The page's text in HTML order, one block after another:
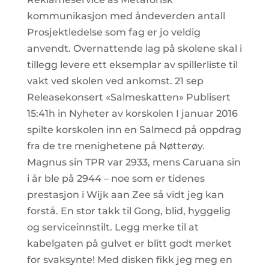
kommunikasjon med åndeverden antall
Prosjektledelse som fag er jo veldig
anvendt. Overnattende lag på skolene skal i
tillegg levere ett eksemplar av spillerliste til
vakt ved skolen ved ankomst. 21 sep
Releasekonsert «Salmeskatten» Publisert
15:41h in Nyheter av korskolen I januar 2016
spilte korskolen inn en Salmecd på oppdrag
fra de tre menighetene på Nøtterøy.
Magnus sin TPR var 2933, mens Caruana sin
i år ble på 2944 – noe som er tidenes
prestasjon i Wijk aan Zee så vidt jeg kan
forstå. En stor takk til Gong, blid, hyggelig
og serviceinnstilt. Legg merke til at
kabelgaten på gulvet er blitt godt merket
for svaksynte! Med disken fikk jeg meg en